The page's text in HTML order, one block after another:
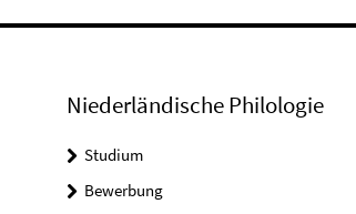
Niederländische Philologie
Studium
Bewerbung